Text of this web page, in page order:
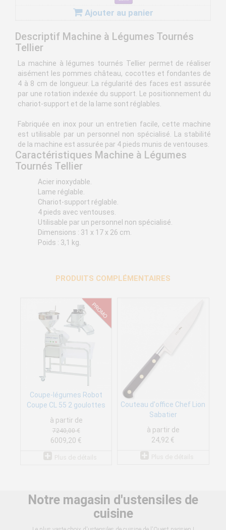
Ajouter au panier
Descriptif Machine à Légumes Tournés
Tellier
La machine à légumes tournés Tellier permet de réaliser
aisément les pommes château, cocottes et fondantes de
4 à 8 cm de longueur. La régularité des faces est assurée
par une rotation indexée du support. Le positionnement du
chariot-support et de la lame sont réglables.
Fabriquée en inox pour un entretien facile, cette machine
est utilisable par un personnel non spécialisé. La stabilité
de la machine est assurée par 4 pieds munis de ventouses.
Caractéristiques Machine à Légumes
Tournés Tellier
Acier inoxydable.
Lame réglable.
Chariot-support réglable.
4 pieds avec ventouses.
Utilisable par un personnel non spécialisé.
Dimensions : 31 x 17 x 26 cm.
Poids : 3,1 kg.
PRODUITS COMPLÉMENTAIRES
Coupe-légumes Robot
Coupe CL 55 2 goulottes
à partir de
7240,00 €
6009,20 €
Couteau d'office Chef Lion
Sabatier
à partir de
24,92 €
Notre magasin d'ustensiles de
cuisine